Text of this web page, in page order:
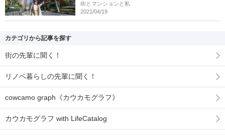
街とマンションと私
2021/04/19
カテゴリから記事を探す
街の先輩に聞く！
リノベ暮らしの先輩に聞く！
cowcamo graph《カウカモグラフ》
カウカモグラフ with LifeCatalog